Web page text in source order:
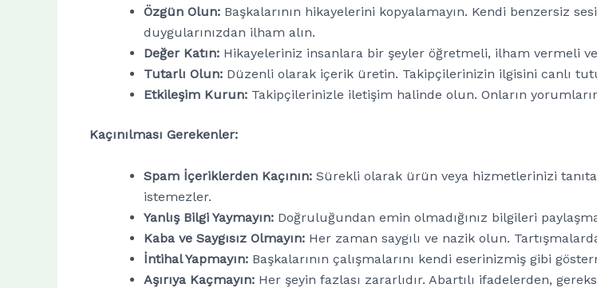
Özgün Olun: Başkalarının hikayelerini kopyalamayın. Kendi benzersiz
duygularınızdan ilham alın.
Değer Katın: Hikayeleriniz insanlara bir şeyler öğretmeli, ilham vermeli
Tutarlı Olun: Düzenli olarak içerik üretin. Takipçilerinizin ilgisini canlı
Etkileşim Kurun: Takipçilerinizle iletişim halinde olun. Onların
Kaçınılması Gerekenler:
Spam İçeriklerden Kaçının: Sürekli olarak ürün veya hizmetlerinizi
istemezler.
Yanlış Bilgi Yaymayın: Doğruluğundan emin olmadığınız bilgileri
Kaba ve Saygısız Olmayın: Her zaman saygılı ve nazik olun.
İntihal Yapmayın: Başkalarının çalışmalarını kendi eserinizmiş gibi
Aşırıya Kaçmayın: Her şeyin fazlası zararlıdır. Abartılı ifadelerden,